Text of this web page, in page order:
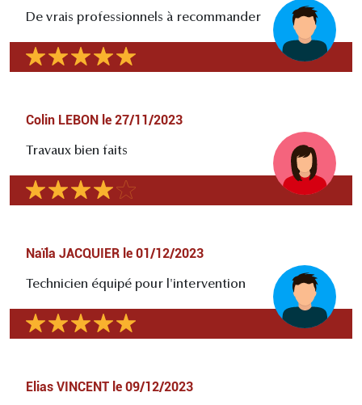
De vrais professionnels à recommander
Colin LEBON le 27/11/2023
Travaux bien faits
Naïla JACQUIER le 01/12/2023
Technicien équipé pour l'intervention
Elias VINCENT le 09/12/2023